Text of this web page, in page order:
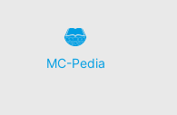
MC-Pedia